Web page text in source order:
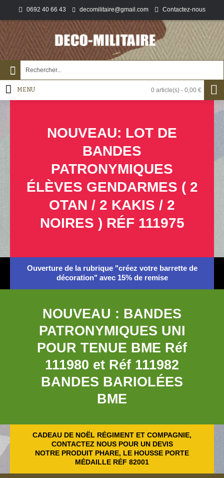
0692 40 66 43 decomilitaire@gmail.com Contactez-nous
0 article(s) - 0,00 €
MENU
NOUVEAU: LOT DE
BANDES
PATRONYMIQUES
ÉLÈVES GENDARMES ( 2
OTAN / 2 KAKIS / 2
NOIRES ) RÉF 111975
Ouverture de la rubrique "créez votre barrette de
décoration" avec 15% de remise
NOUVEAU : BANDES
PATRONYMIQUES UNI
POUR TENUE BME Réf
111980 et Réf 111982
BANDES BARIOLÉES
BME
CADEAU DE NOËL RÉGIMENT ET COMPAGNIE,
CONTACTEZ NOUS POUR UN DEVIS
NOTRE PRODUIT PHARE, LE HOUSSE PORTE
MÉDAILLE RÉF 82001